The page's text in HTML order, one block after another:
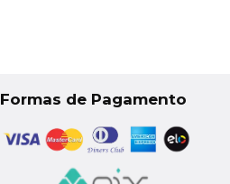
Formas de Pagamento